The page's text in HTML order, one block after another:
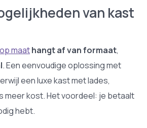
van kast
maathangt af van formaat,
. Een eenvoudige oplossing met
een luxe kast met lades,
meer kost. Het voordeel: je betaalt
hebt.